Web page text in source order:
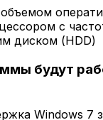
с
диском (HDD)
будут
Windows 7